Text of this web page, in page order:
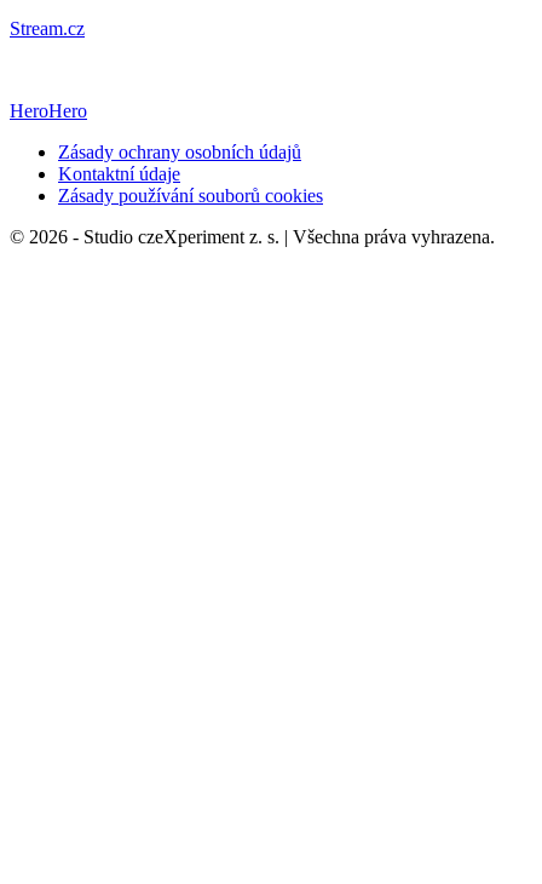
Stream.cz
HeroHero
Zásady ochrany osobních údajů
Kontaktní údaje
Zásady používání souborů cookies
© 2026 - Studio czeXperiment z. s. | Všechna práva vyhrazena.